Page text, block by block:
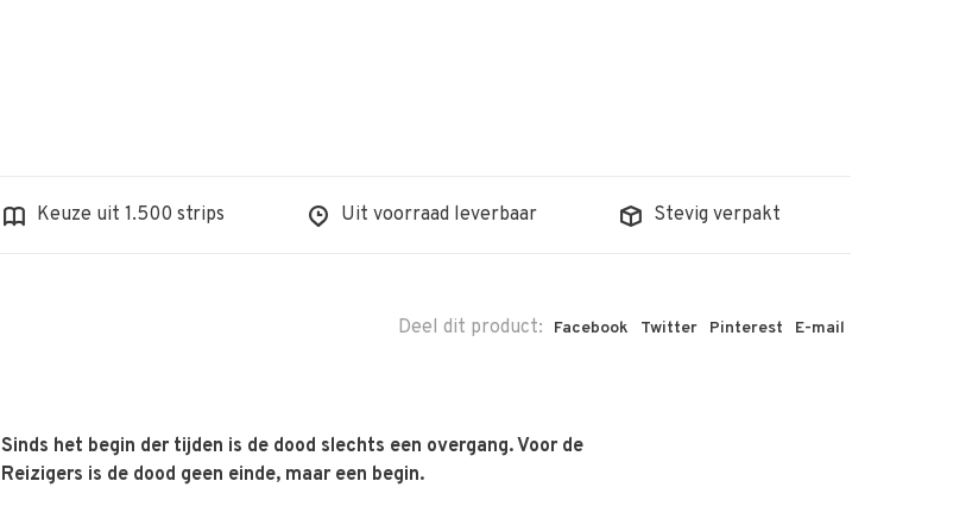
Keuze uit 1.500 strips Uit voorraad leverbaar Stevig verpakt
Deel dit product: Facebook Twitter Pinterest E-mail
Sinds het begin der tijden is de dood slechts een overgang. Voor de
Reizigers is de dood geen einde, maar een begin.